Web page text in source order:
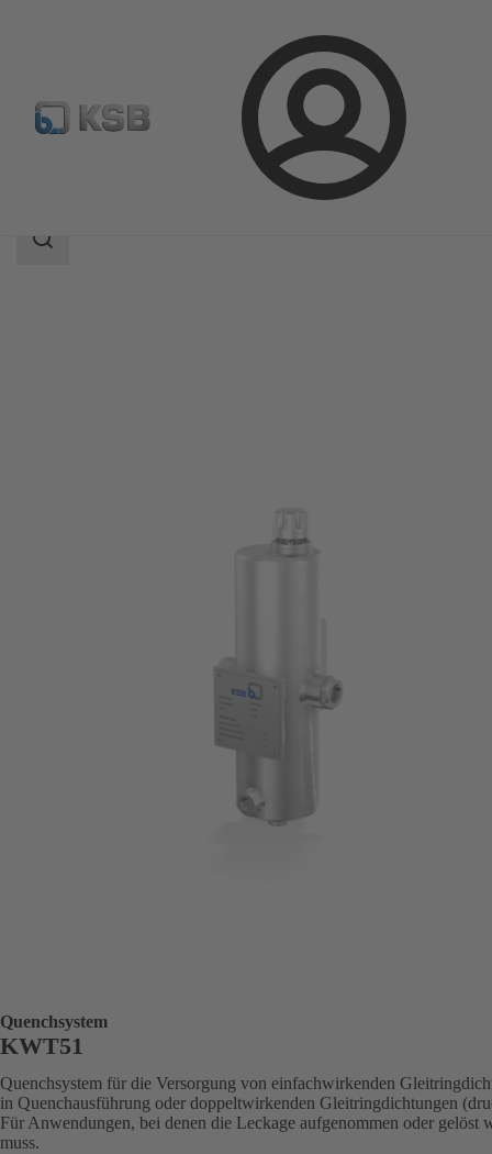
Login
KWT51
Suchbereich
Quenchsystem
KWT51
Quenchsystem für die Versorgung von einfachwirkenden
in Quenchausführung oder doppeltwirkenden Gleitringdichtungen
Für Anwendungen, bei denen die Leckage aufgenommen oder gelöst
muss.